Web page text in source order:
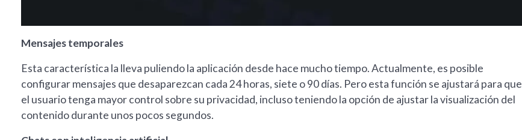
Mensajes temporales
Esta característica la lleva puliendo la aplicación desde hace mucho tiempo. Actualmente, es posible
configurar mensajes que desaparezcan cada 24 horas, siete o 90 días. Pero esta función se ajustará para que
el usuario tenga mayor control sobre su privacidad, incluso teniendo la opción de ajustar la visualización del
contenido durante unos pocos segundos.